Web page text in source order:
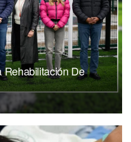
Rehabilitación De